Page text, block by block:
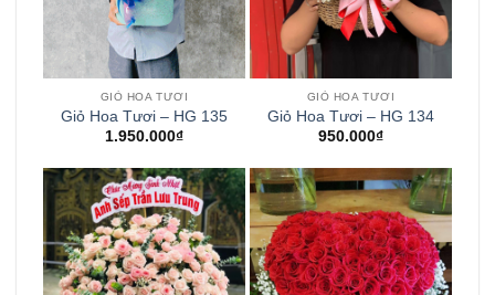
GIỎ HOA TƯƠI
Giỏ Hoa Tươi – HG 135
1.950.000₫
GIỎ HOA TƯƠI
Giỏ Hoa Tươi – HG 134
950.000₫